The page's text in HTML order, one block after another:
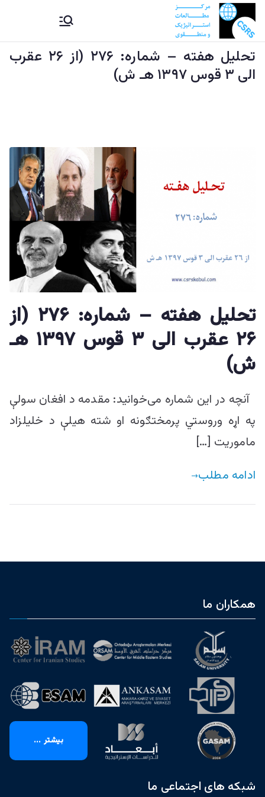
to
content
CSRS |
مرکز
و منطقوی |
ستراتېژیکو
او سیمه
ییزو څېړنو
مرکز
مرکز مطالعات استراتیژيک و
منطقوی دستراتېژیکو او
سیمه ییزو څېړنو مرکز
تحليل هفته – شماره: ۲۷۶ (از ۲۶ عقرب
الی ۳ قوس ۱۳۹۷ هـ ش)
تحليل هفته – شماره: ۲۷۶ (از
۲۶ عقرب الی ۳ قوس ۱۳۹۷ هـ
ش)
آنچه در این شماره می‌خوانید: مقدمه د افغان سولې
په اړه وروستي پرمختګونه او شته هیلې د خلیلزاد
ماموریت […]
ادامه مطلب
همکاران ما
بیشتر ...
شبکه های اجتماعی ما